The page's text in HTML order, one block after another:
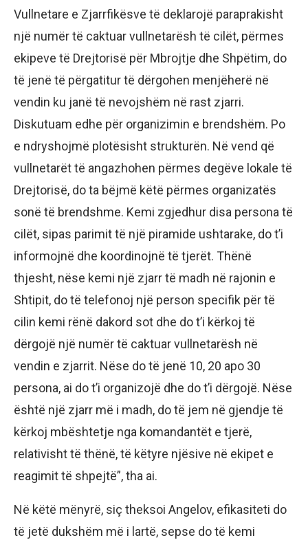
Vullnetare e Zjarrfikësve të deklarojë paraprakisht
një numër të caktuar vullnetarësh të cilët, përmes
ekipeve të Drejtorisë për Mbrojtje dhe Shpëtim, do
të jenë të përgatitur të dërgohen menjëherë në
vendin ku janë të nevojshëm në rast zjarri.
Diskutuam edhe për organizimin e brendshëm. Po
e ndryshojmë plotësisht strukturën. Në vend që
vullnetarët të angazhohen përmes degëve lokale të
Drejtorisë, do ta bëjmë këtë përmes organizatës
sonë të brendshme. Kemi zgjedhur disa persona të
cilët, sipas parimit të një piramide ushtarake, do t’i
informojnë dhe koordinojnë të tjerët. Thënë
thjesht, nëse kemi një zjarr të madh në rajonin e
Shtipit, do të telefonoj një person specifik për të
cilin kemi rënë dakord sot dhe do t’i kërkoj të
dërgojë një numër të caktuar vullnetarësh në
vendin e zjarrit. Nëse do të jenë 10, 20 apo 30
persona, ai do t’i organizojë dhe do t’i dërgojë. Nëse
është një zjarr më i madh, do të jem në gjendje të
kërkoj mbështetje nga komandantët e tjerë,
relativisht të thënë, të këtyre njësive në ekipet e
reagimit të shpejtë”, tha ai.
Në këtë mënyrë, siç theksoi Angelov, efikasiteti do
të jetë dukshëm më i lartë, sepse do të kemi